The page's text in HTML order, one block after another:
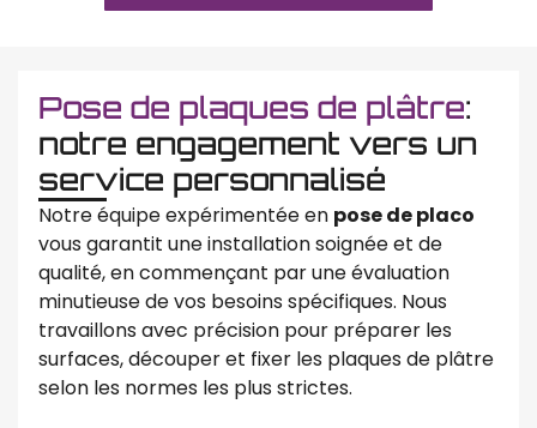
Pose de plaques de plâtre:
notre engagement vers un
service personnalisé
Notre équipe expérimentée en pose de placo
vous garantit une installation soignée et de
qualité, en commençant par une évaluation
minutieuse de vos besoins spécifiques. Nous
travaillons avec précision pour préparer les
surfaces, découper et fixer les plaques de plâtre
selon les normes les plus strictes.